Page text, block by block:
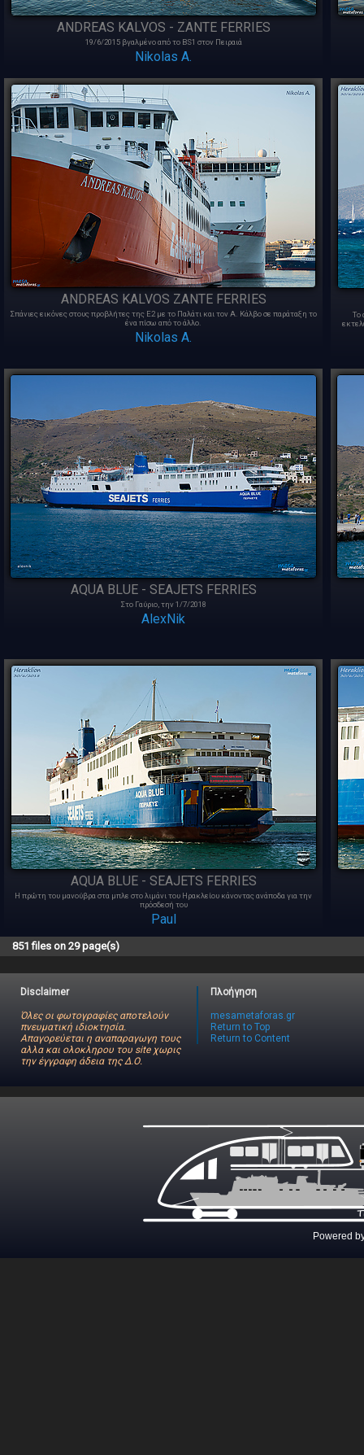
ANDREAS KALVOS - ZANTE FERRIES
19/6/2015 βγαλμένο από το BS1 στον Πειραιά
Nikolas A.
ANDREAS KALVOS ZANTE FERRIES
Σπάνιες εικόνες στους προβλήτες της Ε2 με το Παλάτι και τον Α. Κάλβο σε παράταξη το
ένα πίσω από το άλλο.
Nikolas A.
Το
AQUA BLUE - SEAJETS FERRIES
Στο Γαύριο, την 1/7/2018
AlexNik
AQUA BLUE - SEAJETS FERRIES
Η πρώτη του μανούβρα στα μπλε στο λιμάνι του Ηρακλείου κάνοντας ανάποδα για την
πρόσδεσή του
Paul
851 files on 29 page(s)
Disclaimer
Όλες οι φωτογραφίες αποτελούν
πνευματική ιδιοκτησία.
Απαγορεύεται η αναπαραγωγη τους
αλλα και ολοκληρου του site χωρις
την έγγραφη άδεια της Δ.Ο.
Πλοήγηση
mesametaforas.gr
Return to Top
Return to Content
Powered